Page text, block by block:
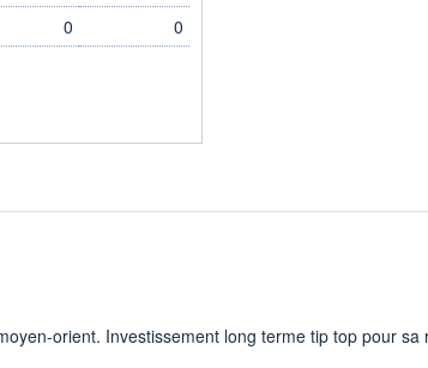
0 0
orient. Investissement long terme tip top pour sa